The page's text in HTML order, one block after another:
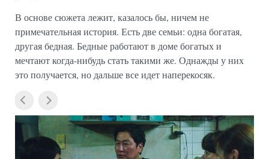
В основе сюжета лежит, казалось бы, ничем не
примечательная история. Есть две семьи: одна богатая,
другая бедная. Бедные работают в доме богатых и
мечтают когда-нибудь стать такими же. Однажды у них
это получается, но дальше все идет наперекосяк.